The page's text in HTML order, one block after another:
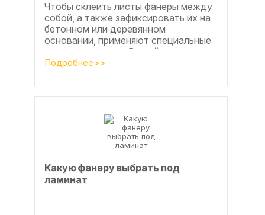
Чтобы склеить листы фанеры между
собой, а также зафиксировать их на
бетонном или деревянном
основании, применяют специальные
клеевые составы. В этой статье
расскажем, какой клей...
Подробнее>>
Какую фанеру выбрать под
ламинат